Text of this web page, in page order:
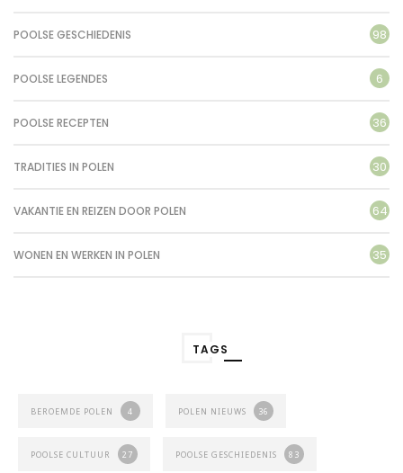
POOLSE GESCHIEDENIS 98
POOLSE LEGENDES 6
POOLSE RECEPTEN 36
TRADITIES IN POLEN 30
VAKANTIE EN REIZEN DOOR POLEN 64
WONEN EN WERKEN IN POLEN 35
TAGS
BEROEMDE POLEN 4 POLEN NIEUWS 36
POOLSE CULTUUR 27 POOLSE GESCHIEDENIS 83